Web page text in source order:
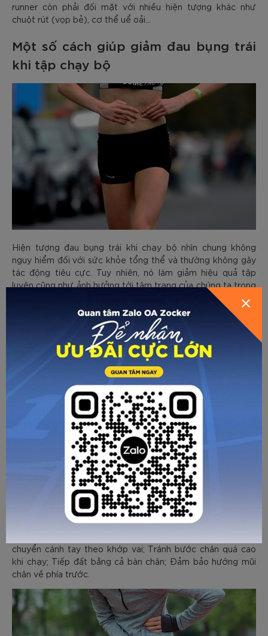
runner còn phải đối mặt với nhiều hiện tượng khác như
chuột rút (vọp bẻ), cơ thể uể oải…
Một số cách giúp giảm đau bụng trái
khi tập chạy bộ
Hiện tượng đau bụng trái khi chạy bộ nhìn chung không
nguy hiểm đối với sức khỏe tổng thể và thường không gây
tác động tiêu cực. Tuy nhiên, nó làm giảm hiệu quả tập
luyện cũng như ảnh hưởng tới tâm trạng của chúng ta trong
khi chạy. Việc xác định rõ nguyên nhân sẽ giúp bạn có được
biện pháp phù hợp để cải thiện cũng như ngăn ngừa tình
trạng này trong tương lai. Dưới đây là một số biện pháp mà
bạn có thể áp dụng.
- Khởi động: Trước khi bắt đầu tập chạy thì nên khởi động
kỹ, mục đích là làm nóng cơ thể. Đây là khâu không thể
thiếu mỗi khi vận động hoặc là tập luyện thể dục thể thao.
Các động tác xoay khớp, chạy bộ nhẹ nhàng tại chỗ sẽ
tăng cường sự dẻo dai, làm nóng cơ, bôi trơn khớp, giảm
thiểu nguy cơ bị đau nhức trong quá trình vận động.
- Cường độ tập vừa phải: Người tập nên chú trọng vận
động với cường độ vừa phải, phù hợp với thể trạng của bản
thân. Trong khoảng thời gian tập chạy bạn cũng có thể kết
hợp cả đi bộ để giúp cơ thể được thư giãn sau khi vận động
ở cường độ cao.
- Chạy đúng kỹ thuật: Một số điểm bạn cần chú ý khi chạy
là nhìn thẳng khi chạy bộ; Thư giãn vai; Thả lỏng tay tự
chuyển cánh tay theo khớp vai; Tránh bước chân quá cao
khi chạy; Tiếp đất bằng cả bàn chân; Đảm bảo hướng mũi
chân về phía trước.